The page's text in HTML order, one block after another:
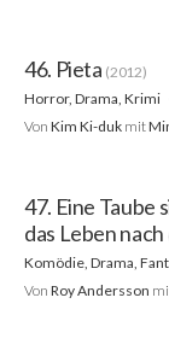
46. Pieta (2012)
Horror, Drama, Krimi
Von Kim Ki-duk mit
47. Eine Taube
das Leben nach
Komödie, Drama,
Von Roy Andersson